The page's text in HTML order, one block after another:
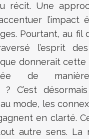
récit. Une
l’impact
Pourtant, au fil
l’esprit
donnerait cette
de
? C’est
mode, les
en clarté.
autre sens. La